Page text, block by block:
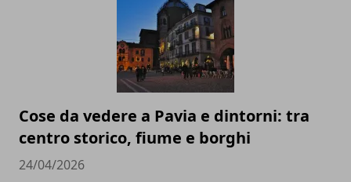
Cose da vedere a Pavia e dintorni: tra
centro storico, fiume e borghi
24/04/2026